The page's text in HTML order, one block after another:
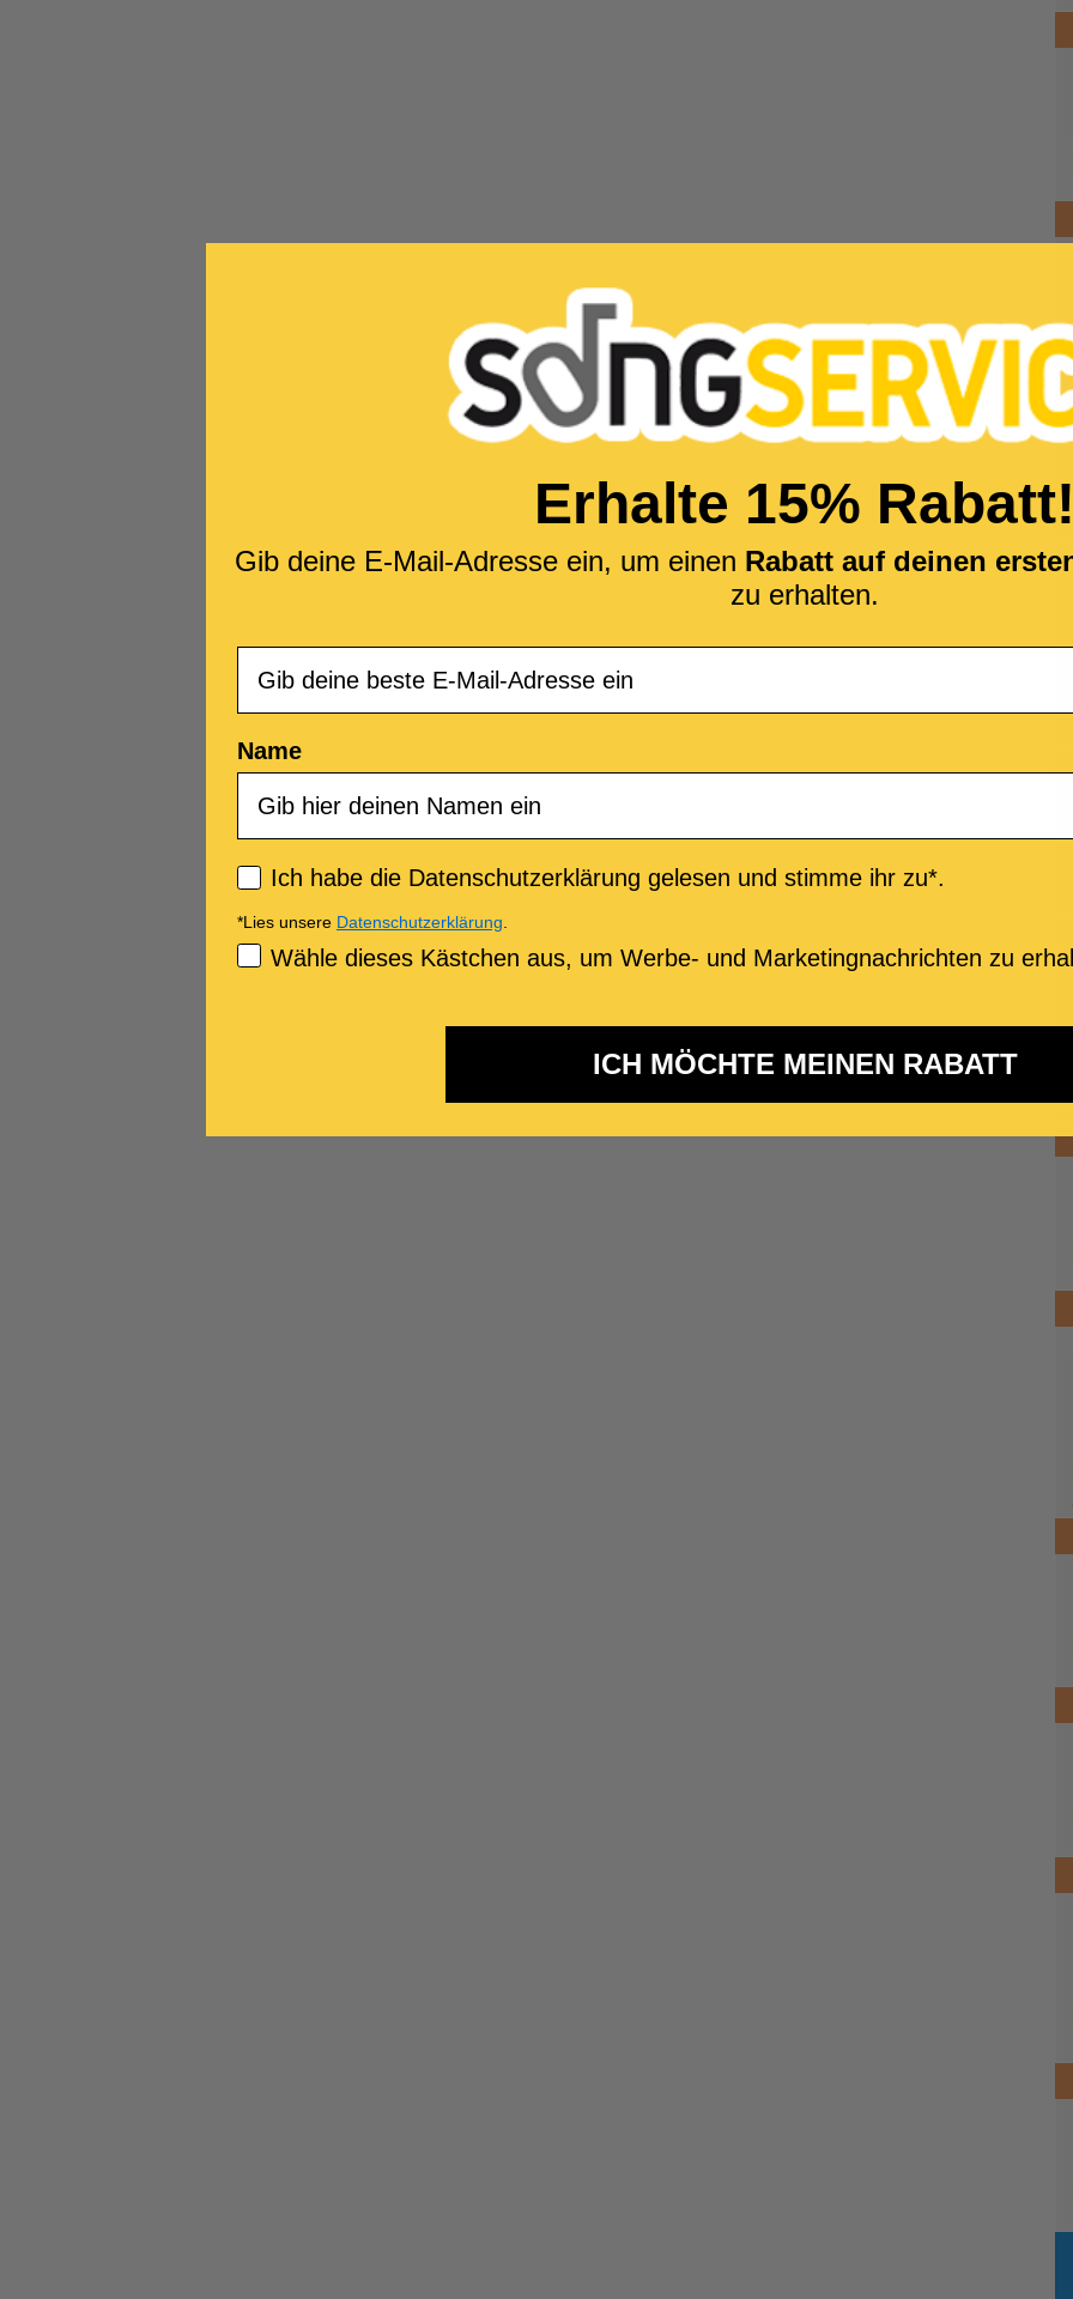
Erhalte 15% Rabatt!
Gib deine E-Mail-Adresse ein, um einen Rabatt auf deinen
zu erhalten.
Name
Privacy policy
Ich habe die Datenschutzerklärung gelesen und stimme ihr zu*.
*Lies unsere Datenschutzerklärung.
Consenso Marketing
Wähle dieses Kästchen aus, um Werbe- und Marketingnachrichten zu
ICH MÖCHTE MEINEN RABATT